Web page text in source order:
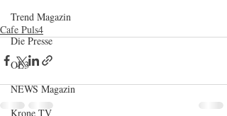
Trend Magazin
Die Presse
OE3
NEWS Magazin
Krone TV
Cafe Puls4